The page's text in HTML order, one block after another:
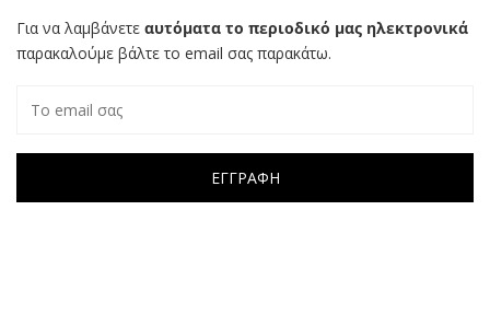
Για να λαμβάνετε αυτόματα το περιοδικό μας ηλεκτρονικά
παρακαλούμε βάλτε το email σας παρακάτω.